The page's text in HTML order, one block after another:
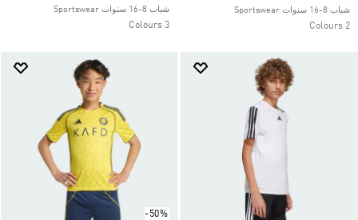
شباب 8-16 سنوات Sportswear
2 Colours
شباب 8-16 سنوات Sportswear
3 Colours
-50%